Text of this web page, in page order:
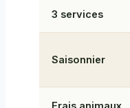
3 services
Saisonnier
Frais animaux